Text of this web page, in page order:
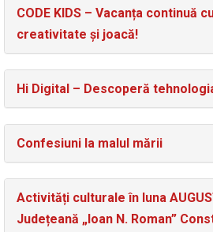
CODE KIDS – Vacanța continuă
creativitate și joacă!
Hi Digital – Descoperă
Confesiuni la malul mării
Activități culturale în luna
Județeană „Ioan N. Roman”